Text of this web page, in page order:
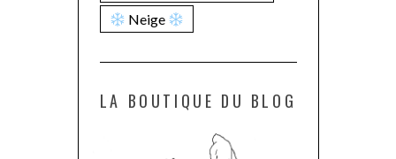
Neige
LA BOUTIQUE DU BLOG